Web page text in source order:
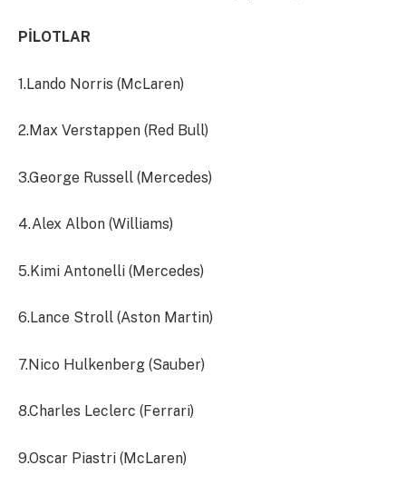
PİLOTLAR
1.Lando Norris (McLaren)
2.Max Verstappen (Red Bull)
3.George Russell (Mercedes)
4.Alex Albon (Williams)
5.Kimi Antonelli (Mercedes)
6.Lance Stroll (Aston Martin)
7.Nico Hulkenberg (Sauber)
8.Charles Leclerc (Ferrari)
9.Oscar Piastri (McLaren)